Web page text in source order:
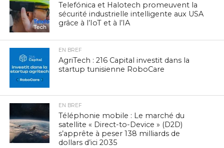
Telefónica et Halotech promeuvent la
sécurité industrielle intelligente aux USA
grâce à l’IoT et à l’IA
EN BREF
AgriTech : 216 Capital investit dans la
startup tunisienne RoboCare
EN BREF
Téléphonie mobile : Le marché du
satellite « Direct-to-Device » (D2D)
s’apprête à peser 138 milliards de
dollars d’ici 2035